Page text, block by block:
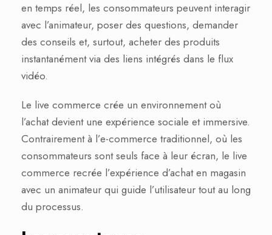
en temps réel, les consommateurs peuvent interagir
avec l’animateur, poser des questions, demander
des conseils et, surtout, acheter des produits
instantanément via des liens intégrés dans le flux
vidéo.
Le live commerce crée un environnement où
l’achat devient une expérience sociale et immersive.
Contrairement à l’e-commerce traditionnel, où les
consommateurs sont seuls face à leur écran, le live
commerce recrée l’expérience d’achat en magasin
avec un animateur qui guide l’utilisateur tout au long
du processus.